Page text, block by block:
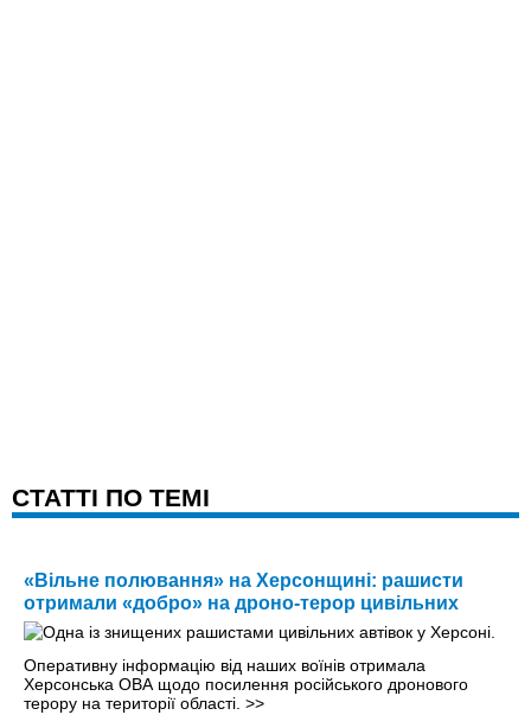
CТАТТІ ПО ТЕМІ
«Вільне полювання» на Херсонщині: рашисти
отримали «добро» на дроно-терор цивільних
Оперативну інформацію від наших воїнів отримала
Херсонська ОВА щодо посилення російського дронового
терору на території області. >>